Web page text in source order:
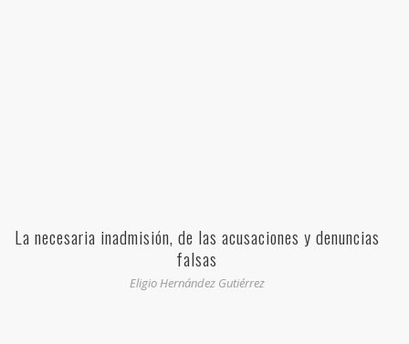
La necesaria inadmisión, de las acusaciones y denuncias
falsas
Eligio Hernández Gutiérrez